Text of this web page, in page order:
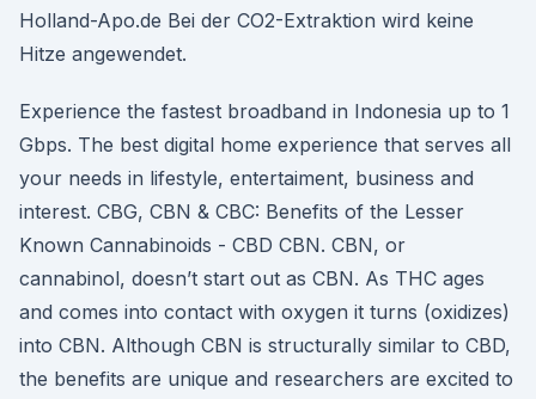
Holland-Apo.de Bei der CO2-Extraktion wird keine
Hitze angewendet.
Experience the fastest broadband in Indonesia up to 1
Gbps. The best digital home experience that serves all
your needs in lifestyle, entertaiment, business and
interest. CBG, CBN & CBC: Benefits of the Lesser
Known Cannabinoids - CBD CBN. CBN, or
cannabinol, doesn’t start out as CBN. As THC ages
and comes into contact with oxygen it turns (oxidizes)
into CBN. Although CBN is structurally similar to CBD,
the benefits are unique and researchers are excited to